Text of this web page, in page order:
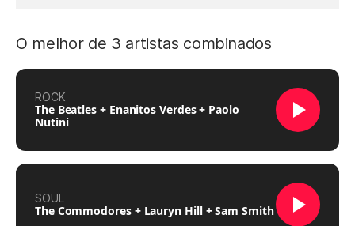
O melhor de 3 artistas combinados
ROCK
The Beatles + Enanitos Verdes + Paolo
Nutini
SOUL
The Commodores + Lauryn Hill + Sam Smith